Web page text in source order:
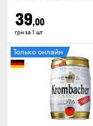
39,00
грн за 1 шт
Только онлайн